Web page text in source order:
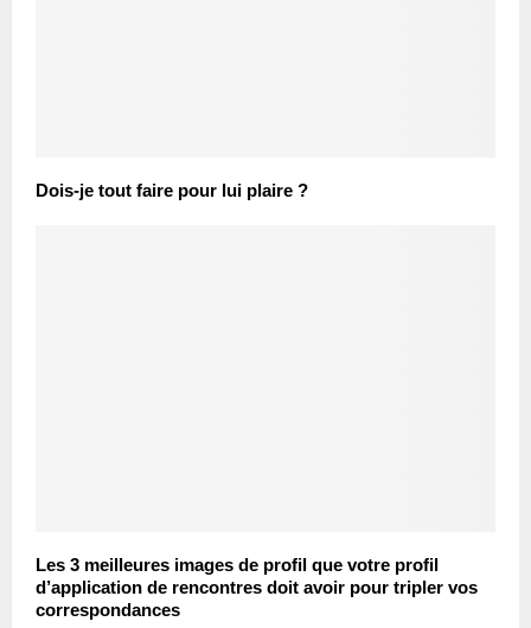
Dois-je tout faire pour lui plaire ?
Les 3 meilleures images de profil que votre profil
d’application de rencontres doit avoir pour tripler vos
correspondances